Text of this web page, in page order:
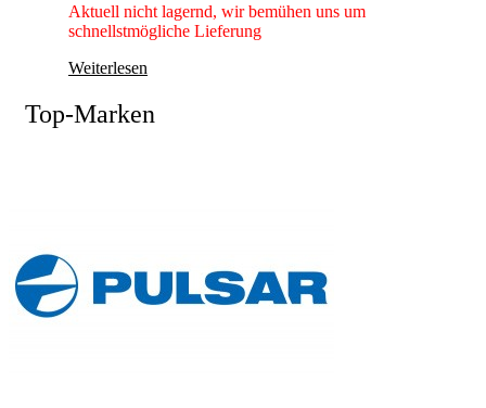
Aktuell nicht lagernd, wir bemühen uns um
schnellstmögliche Lieferung
Weiterlesen
Top-Marken